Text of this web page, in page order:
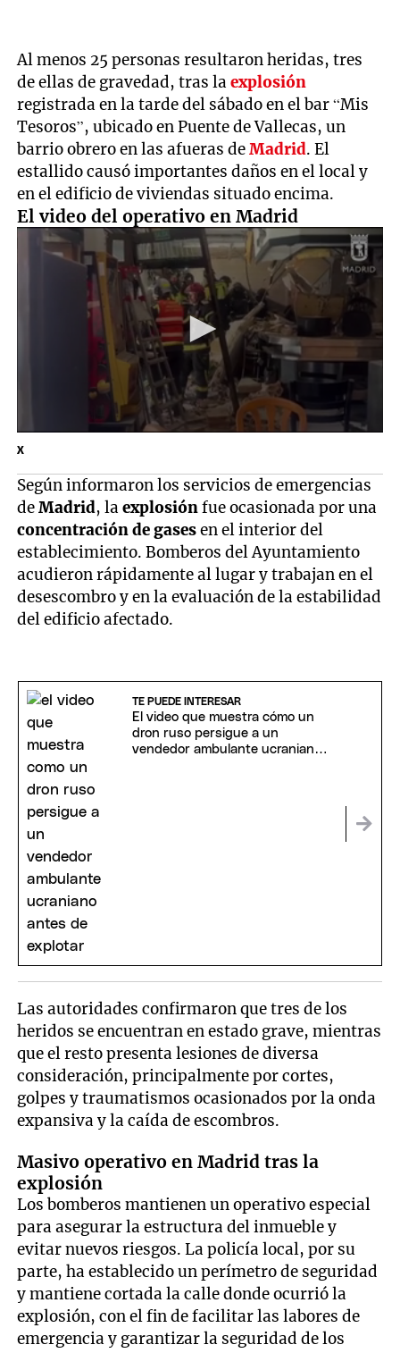
Al menos 25 personas resultaron heridas, tres
de ellas de gravedad, tras laexplosión
registrada en la tarde del sábado en el bar “Mis
Tesoros”, ubicado en Puente de Vallecas, un
barrio obrero en las afueras deMadrid. El
estallido causó importantes daños en el local y
en el edificio de viviendas situado encima.
El video del operativo en Madrid
X
Según informaron los servicios de emergencias
deMadrid, laexplosiónfue ocasionada por una
concentración de gasesen el interior del
establecimiento. Bomberos del Ayuntamiento
acudieron rápidamente al lugar y trabajan en el
desescombro y en la evaluación de la estabilidad
del edificio afectado.
TE PUEDE INTERESAR
El video que muestra cómo un
dron ruso persigue a un
vendedor ambulante ucraniano
Las autoridades confirmaron que tres de los
heridos se encuentran en estado grave, mientras
que el resto presenta lesiones de diversa
consideración, principalmente por cortes,
golpes y traumatismos ocasionados por la onda
expansiva y la caída de escombros.
Masivo operativo en Madrid tras la
explosión
Los bomberos mantienen un operativo especial
para asegurar la estructura del inmueble y
evitar nuevos riesgos. La policía local, por su
parte, ha establecido un perímetro de seguridad
y mantiene cortada la calle donde ocurrió la
explosión, con el fin de facilitar las labores de
emergencia y garantizar la seguridad de los